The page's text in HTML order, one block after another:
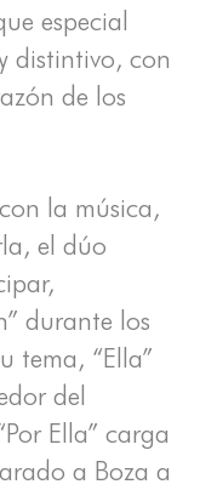
especial
distintivo, con
de los
la música,
el dúo
durante los
tema, “Ella”
del
Ella” carga
a Boza a